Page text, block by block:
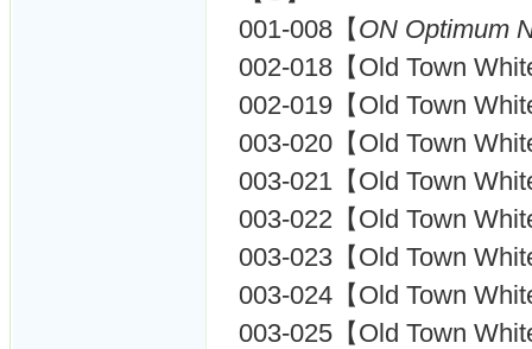
001-008【ON Optimum
002-018【Old Town
002-019【Old Town
003-020【Old Town
003-021【Old Town
003-022【Old Town
003-023【Old Town
003-024【Old Town
003-025【Old Town